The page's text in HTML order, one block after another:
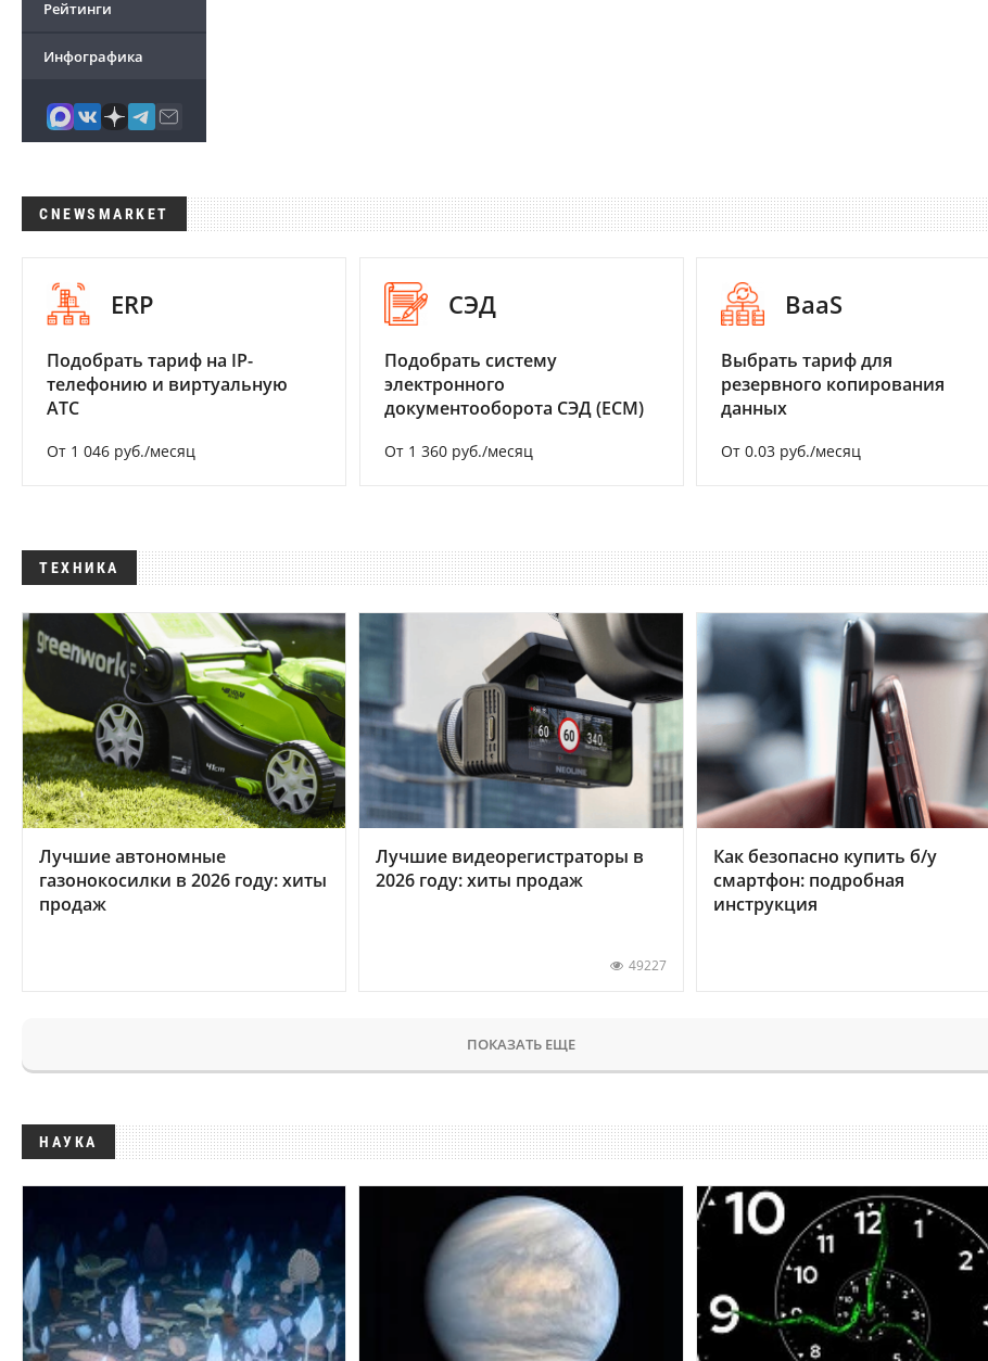
Рейтинги
Инфографика
CNEWSMARKET
ERP
Подобрать тариф на IP-
телефонию и виртуальную
АТС
От 1 046 руб./месяц
СЭД
Подобрать систему
электронного
документооборота СЭД (ECM)
От 1 360 руб./месяц
BaaS
Выбрать тариф для
резервного копирования
данных
От 0.03 руб./месяц
ТЕХНИКА
Лучшие автономные
газонокосилки в 2026 году: хиты
продаж
Лучшие видеорегистраторы в
2026 году: хиты продаж
49227
Как безопасно купить б/у
смартфон: подробная
инструкция
ПОКАЗАТЬ ЕЩЕ
НАУКА